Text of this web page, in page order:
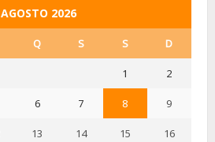
AGOSTO 2026
Q S S D
1 2
6 7 8 9
13 14 15 16